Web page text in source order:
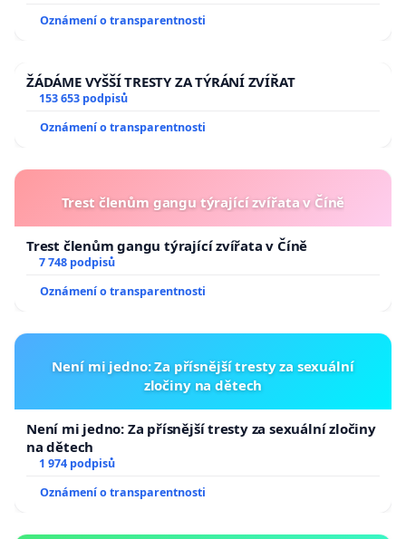
Oznámení o transparentnosti
ŽÁDÁME VYŠŠÍ TRESTY ZA TÝRÁNÍ ZVÍŘAT
153 653 podpisů
Oznámení o transparentnosti
Trest členům gangu týrající zvířata v Číně
Trest členům gangu týrající zvířata v Číně
7 748 podpisů
Oznámení o transparentnosti
Není mi jedno: Za přísnější tresty za sexuální
zločiny na dětech
Není mi jedno: Za přísnější tresty za sexuální zločiny
na dětech
1 974 podpisů
Oznámení o transparentnosti